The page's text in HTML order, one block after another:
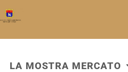
LA MOSTRA MERCATO